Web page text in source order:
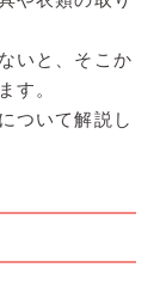
いと、そこか
す。
ついて解説し